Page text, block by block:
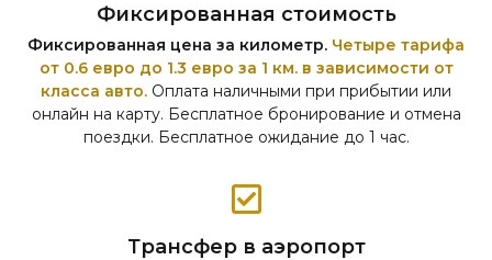
Фиксированная стоимость
Фиксированная цена за километр. Четыре тарифа
от 0.6 евро до 1.3 евро за 1 км. в зависимости от
класса авто. Оплата наличными при прибытии или
онлайн на карту. Бесплатное бронирование и отмена
поездки. Бесплатное ожидание до 1 час.
Трансфер в аэропорт